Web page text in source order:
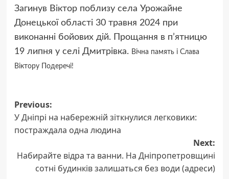
Загинув Віктор поблизу села Урожайне
Донецької області 30 травня 2024 при
виконанні бойових дій. Прощання в п’ятницю
19 липня у селі Дмитрівка. Вічна память і Слава
Віктору Подеречі!
Post
navigation
Previous:
У Дніпрі на набережній зіткнулися легковики:
постраждала одна людина
Next:
Набирайте відра та ванни. На Дніпропетровщині
сотні будинків залишаться без води (адреси)